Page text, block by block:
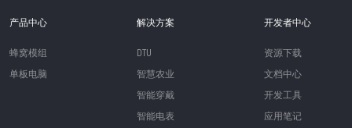
产品中心
蜂窝模组
单板电脑
解决方案
DTU
智慧农业
智能穿戴
智能电表
开发者中心
资源下载
文档中心
开发工具
应用笔记